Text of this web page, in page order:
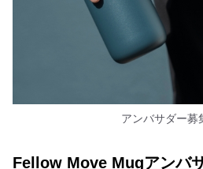
アンバサダー募
Fellow Move Mugアンバ